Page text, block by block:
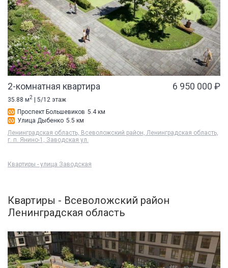
2-комнатная квартира 6 950 000 ₽
35.88 м2
| 5/12 этаж
Проспект Большевиков 5.4 км
Улица Дыбенко 5.5 км
Ленинградская область, Всеволожский район, Ленинградская область,
г. п. Янино-1, Заводская ул.
Квартиры - улица Заводская
Квартиры - Всеволожский район
Ленинградская область